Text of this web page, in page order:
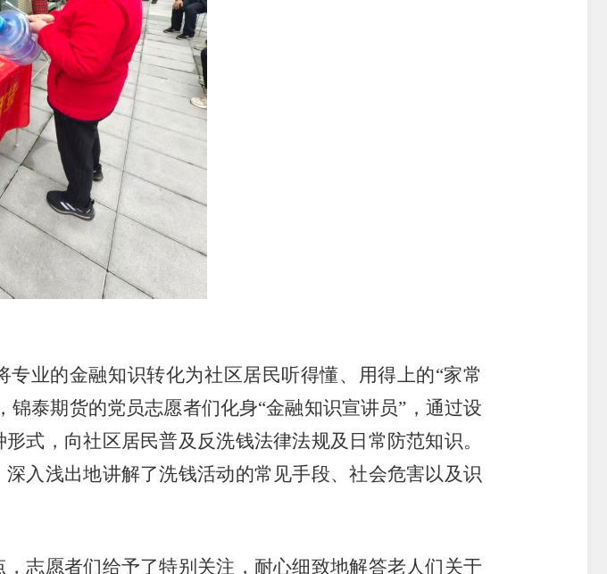
专业的金融知识转化为社区居民听得懂、用得上的“家常
锦泰期货的党员志愿者们化身“金融知识宣讲员” ，通过设
式，向社区居民普及反洗钱法律法规及日常防范知识。
入浅出地讲解了洗钱活动的常见手段、社会危害以及识
志愿者们给予了特别关注 ， 耐心细致地解答老人们关于